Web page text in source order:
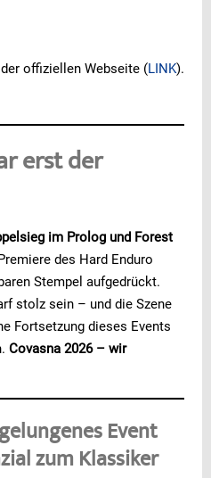
offiziellen Webseite (LINK).
erst der
im Prolog und Forest
des Hard Enduro
Stempel aufgedrückt.
stolz sein – und die Szene
Fortsetzung dieses Events
Covasna 2026 – wir
Event
zum Klassiker